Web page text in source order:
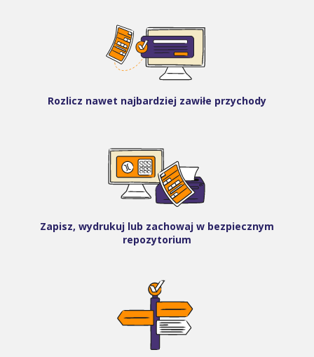
Rozlicz nawet najbardziej zawiłe przychody
Zapisz, wydrukuj lub zachowaj w bezpiecznym
repozytorium